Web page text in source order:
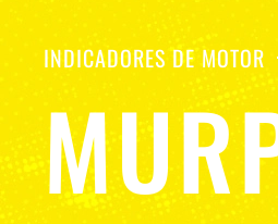
INDICADORES DE MOTOR